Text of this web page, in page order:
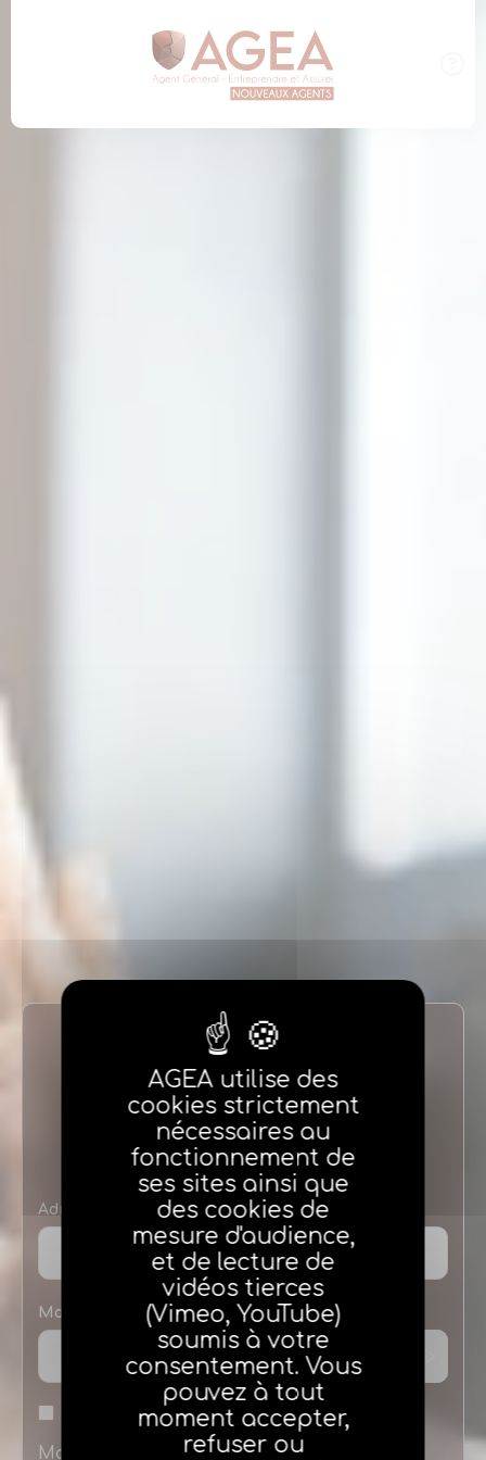
Identification
NOUVEAUX AGENTS
Adresse e-mail
Mot de passe
Se souvenir de moi
Mot de passe oublié
AGEA utilise des
cookies strictement
nécessaires au
fonctionnement de
ses sites ainsi que
des cookies de
mesure d'audience,
et de lecture de
vidéos tierces
(Vimeo, YouTube)
soumis à votre
consentement. Vous
pouvez à tout
moment accepter,
refuser ou